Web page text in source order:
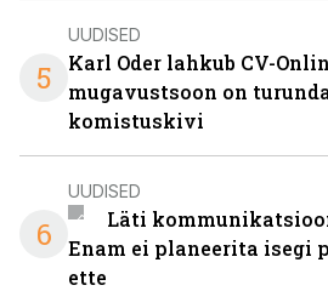
5
UUDISED
Karl Oder lahkub CV-
mugavustsoon on
komistuskivi
6
UUDISED
Läti
Enam ei planeerita isegi
ette